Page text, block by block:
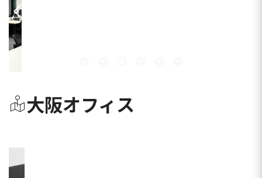
大阪オフィス